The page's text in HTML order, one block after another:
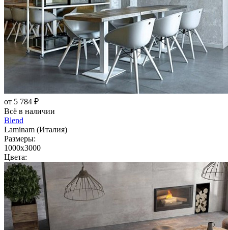
от 5 784 ₽
Всё в наличии
Blend
Laminam (Италия)
Размеры:
1000x3000
Цвета: